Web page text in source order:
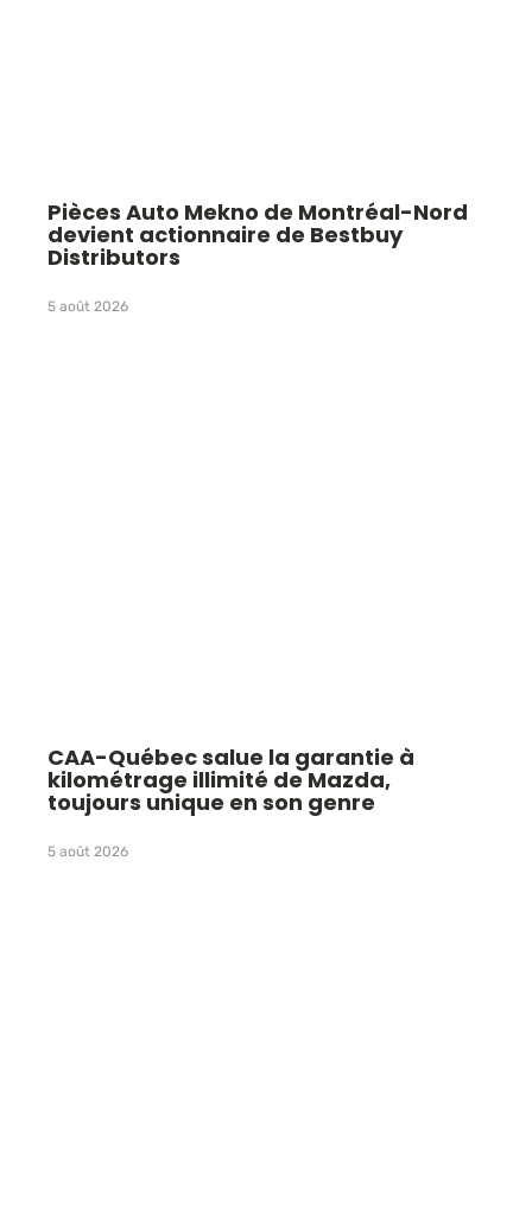
Pièces Auto Mekno de Montréal-Nord
devient actionnaire de Bestbuy
Distributors
5 août 2026
CAA-Québec salue la garantie à
kilométrage illimité de Mazda,
toujours unique en son genre
5 août 2026